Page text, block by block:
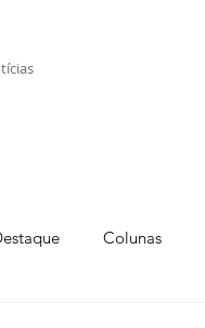
Colunas